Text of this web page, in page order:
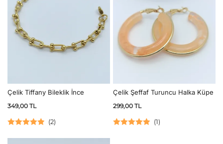
Çelik Tiffany Bileklik İnce
349,00 TL
(2)
Çelik Şeffaf Turuncu Halka Küpe
299,00 TL
(1)